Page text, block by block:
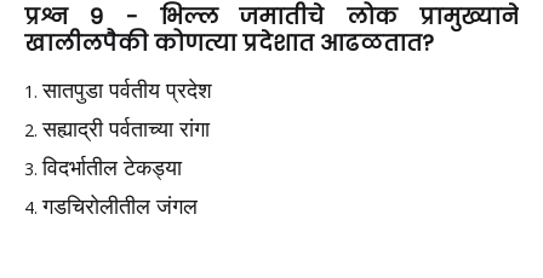
प्रश्न 9 - भिल्ल जमातीचे लोक प्रामुख्याने
खालीलपैकी कोणत्या प्रदेशात आढळतात?
सातपुडा पर्वतीय प्रदेश
सह्याद्री पर्वताच्या रांगा
विदर्भातील टेकड्या
गडचिरोलीतील जंगल